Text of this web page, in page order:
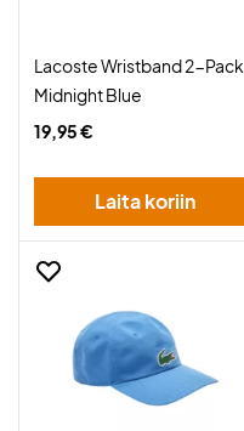
Lacoste Wristband 2-Pack
Midnight Blue
19,95 €
Laita koriin